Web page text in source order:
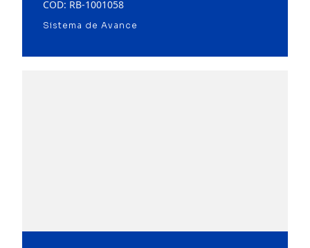
COD: RB-1001058
Sistema de Avance